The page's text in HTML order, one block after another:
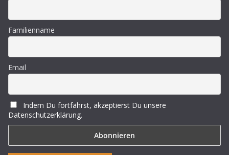
Familienname
Email
Indem Du fortfährst, akzeptierst Du unsere
Datenschutzerklärung.